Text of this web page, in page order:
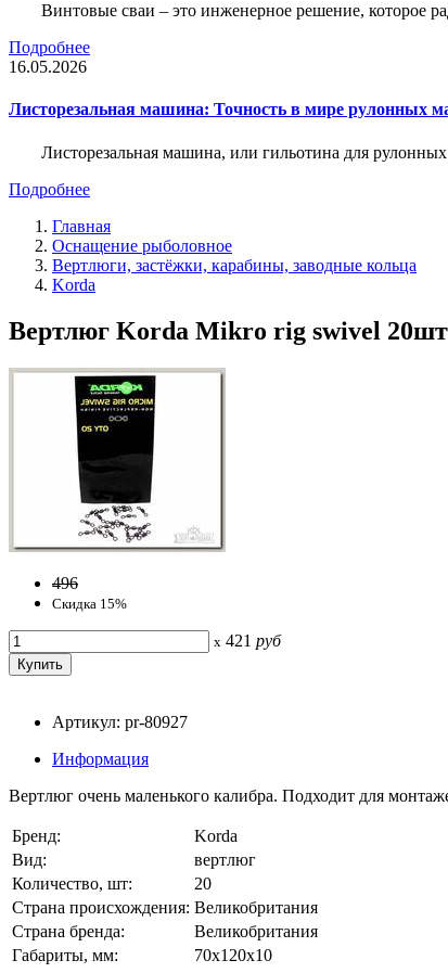
Винтовые сваи – это инженерное решение, которое
Подробнее
16.05.2026
Листорезальная машина: Точность в мире рулонных
Листорезальная машина, или гильотина для
Подробнее
Главная
Оснащение рыболовное
Вертлюги, застёжки, карабины, заводные кольца
Korda
Вертлюг Korda Mikro rig swivel
496
Скидка 15%
x 421 руб
Артикул: pr-80927
Информация
Вертлюг очень маленького калибра. Подходит для
Бренд:
Korda
Вид:
вертлюг
Количество, шт:
20
Страна происхождения: Великобритания
Страна бренда:
Великобритания
Габариты, мм:
70x120x10